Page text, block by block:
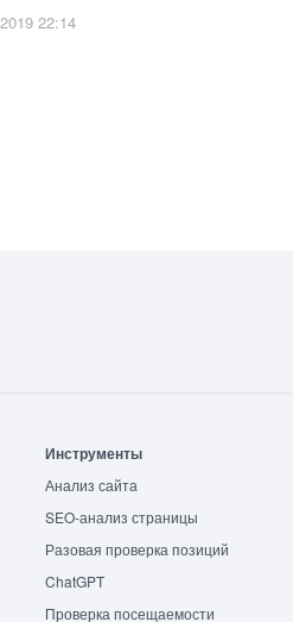
22:14
Инструменты
Анализ сайта
SEO-анализ страницы
Разовая проверка позиций
ChatGPT
Проверка посещаемости